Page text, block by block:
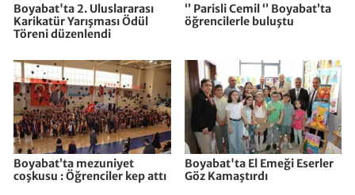
Boyabat'ta 2. Uluslararası
Karikatür Yarışması Ödül
Töreni düzenlendi
‘’ Parisli Cemil ‘’ Boyabat’ta
öğrencilerle buluştu
Boyabat’ta mezuniyet
coşkusu : Öğrenciler kep attı
Boyabat'ta El Emeği Eserler
Göz Kamaştırdı